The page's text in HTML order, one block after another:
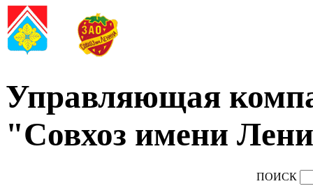
Управляющая
"Совхоз имени
ПОИСК